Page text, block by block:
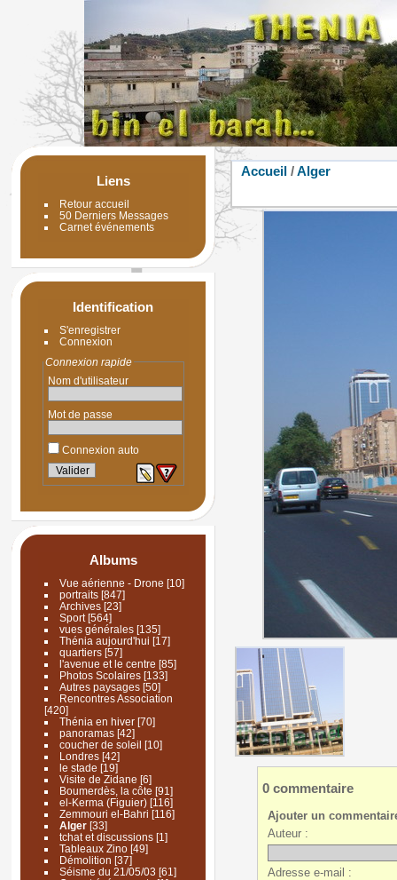
Liens
Retour accueil
50 Derniers Messages
Carnet événements
Identification
S'enregistrer
Connexion
Connexion rapide
Nom d'utilisateur
Mot de passe
Connexion auto
Albums
Vue aérienne - Drone [10]
portraits[847]
Archives [23]
Sport[564]
vues générales[135]
Thénia aujourd'hui [17]
quartiers[57]
l'avenue et le centre [85]
Photos Scolaires[133]
Autres paysages[50]
Rencontres Association
[420]
Thénia en hiver[70]
panoramas[42]
coucher de soleil [10]
Londres[42]
le stade [19]
Visite de Zidane [6]
Boumerdès, la côte [91]
el-Kerma (Figuier)[116]
Zemmouri el-Bahri [116]
Alger[33]
tchat et discussions[1]
Tableaux Zino[49]
Démolition [37]
Séisme du 21/05/03 [61]
Accueil /Alger
0 commentaire
Ajouter un
Auteur :
Adresse e-mail :